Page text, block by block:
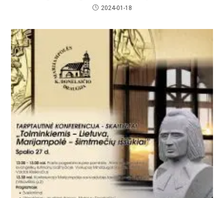
2024-01-18